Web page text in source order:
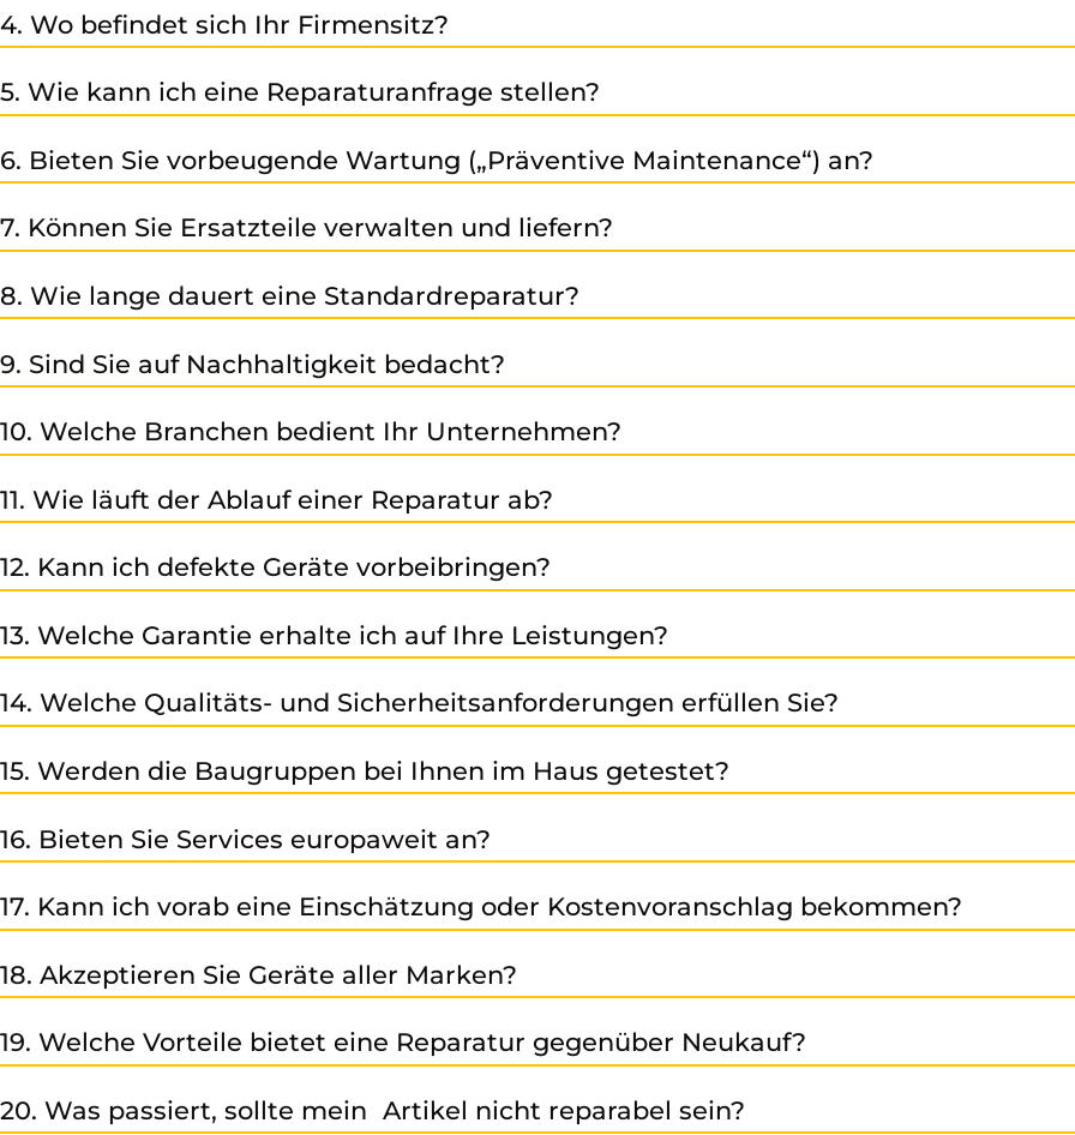
welche in der Automatisierung eingesetzt werden – sprechen Sie uns an. Wir beraten gerne!
4. Wo befindet sich Ihr Firmensitz?
5. Wie kann ich eine Reparaturanfrage stellen?
umgehend bei Ihnen!
6. Bieten Sie vorbeugende Wartung („Präventive Maintenance“) an?
Ja – wir bieten unsere Kunden neben der Reparatur und Austauschleistung auch eine vorbeugende
Maschinenstillständen minimiert werden.
7. Können Sie Ersatzteile verwalten und liefern?
8. Wie lange dauert eine Standardreparatur?
Die Dauer hängt vom Einzelfall ab (Typ, Hersteller, Zustand). Wir streben eine schnelle und effiziente
bei Eingang der Anfrage, im Schnitt ca. 7-10 Arbeitstage.
9. Sind Sie auf Nachhaltigkeit bedacht?
besonders wichtig.
10. Welche Branchen bedient Ihr Unternehmen?
Unsere Kunden kommen aus den verschiedensten Hersteller- und Servicebereichen: Automobil- und
Kunststoff- und Gummiindustrie, Chemie- und Pharmaindustrie sowie Maschinen- und Anlagenbau.
11. Wie läuft der Ablauf einer Reparatur ab?
bestandenem Qualitätstest der Rückversand per Kurier. Gerne erläutern wir jeden Schritt persönlich.
12. Kann ich defekte Geräte vorbeibringen?
13. Welche Garantie erhalte ich auf Ihre Leistungen?
Monaten ab Rechnungsdatum (falls nicht anders angegeben). Bei Fragen helfen wir Ihnen gern weiter.
14. Welche Qualitäts- und Sicherheitsanforderungen erfüllen Sie?
electronic.com/unternehmen/zertifikate
15. Werden die Baugruppen bei Ihnen im Haus getestet?
Ja – unser Motto lautet, keine Reparatur ohne Test. Alle Baugruppen werden so realitätsnah wie möglich
uns eine vollständige Qualitätsprüfung.
16. Bieten Sie Services europaweit an?
17. Kann ich vorab eine Einschätzung oder Kostenvoranschlag bekommen?
18. Akzeptieren Sie Geräte aller Marken?
Wir sind auf Geräte von Siemens spezialisiert, bearbeiten jedoch auch viele weitere Marken im Bereich
prüfen Ihr Gerät individuell.
19. Welche Vorteile bietet eine Reparatur gegenüber Neukauf?
20. Was passiert, sollte mein Artikel nicht reparabel sein?